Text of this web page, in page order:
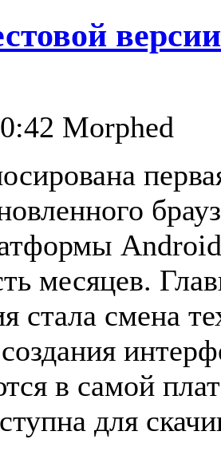
Morphed
месяцев.
стала смена
в самой
для